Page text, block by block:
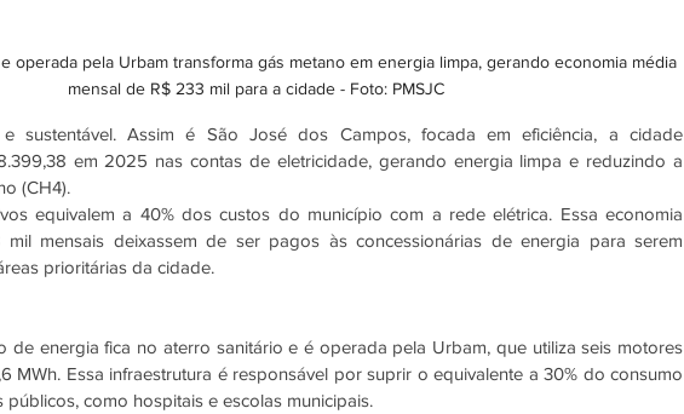
operada pela Urbam transforma gás metano em energia limpa, gerando economia média
mensal de R$ 233 mil para a cidade - Foto: PMSJC
e sustentável. Assim é São José dos Campos, focada em eficiência, a cidade
em 2025 nas contas de eletricidade, gerando energia limpa e reduzindo a
(CH4).
equivalem a 40% dos custos do município com a rede elétrica. Essa economia
mensais deixassem de ser pagos às concessionárias de energia para serem
prioritárias da cidade.
de energia fica no aterro sanitário e é operada pela Urbam, que utiliza seis motores
MWh. Essa infraestrutura é responsável por suprir o equivalente a 30% do consumo
como hospitais e escolas municipais.